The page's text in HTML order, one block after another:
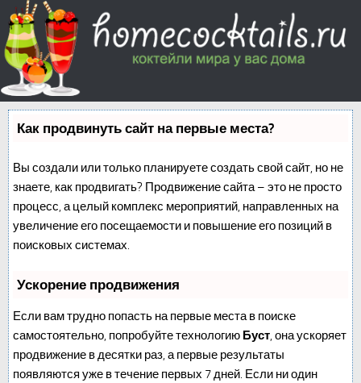
Как продвинуть сайт на первые места?
Вы создали или только планируете создать свой сайт, но не
знаете, как продвигать? Продвижение сайта – это не просто
процесс, а целый комплекс мероприятий, направленных на
увеличение его посещаемости и повышение его позиций в
поисковых системах.
Ускорение продвижения
Если вам трудно попасть на первые места в поиске
самостоятельно, попробуйте технологию Буст, она ускоряет
продвижение в десятки раз, а первые результаты
появляются уже в течение первых 7 дней. Если ни один